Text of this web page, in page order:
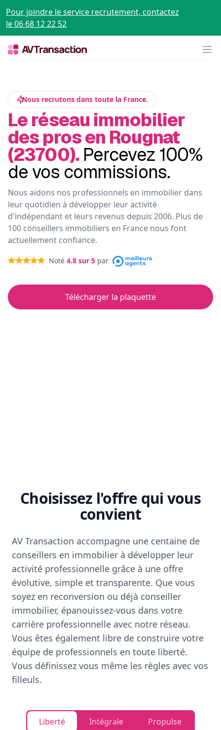
Pour joindre le service recrutement, contactez
le 06 68 12 22 52
Nous recrutons dans toute la France.
Le réseau immobilier
des pros en Rougnat
(23700). Percevez 100%
de vos commissions.
Nous aidons nos professionnels en immobilier dans
leur quotidien à développer leur activité
d'indépendant et leurs revenus depuis 2006. Plus de
100 conseillers immobiliers en France nous font
actuellement confiance.
Noté 4.8 sur 5 par
Télécharger la plaquette
Choisissez l'offre qui vous
convient
AV Transaction accompagne une centaine de
conseillers en immobilier à développer leur
activité professionnelle grâce à une offre
évolutive, simple et transparente. Que vous
soyez en reconversion ou déjà conseiller
immobilier, épanouissez-vous dans votre
carrière professionnelle avec notre réseau.
Vous êtes également libre de construire votre
équipe de professionnels en toute liberté.
Vous définissez vous même les règles avec vos
filleuls.
Liberté Intégrale Propulse